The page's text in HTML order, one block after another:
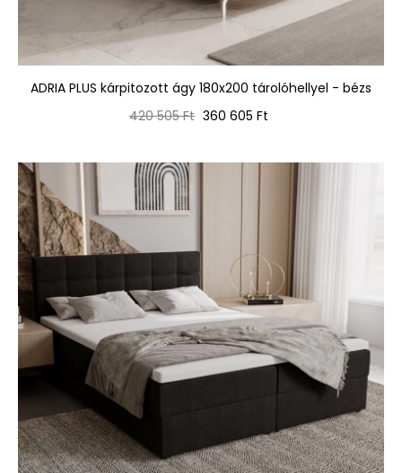
ADRIA PLUS kárpitozott ágy 180x200 tárolóhellyel - bézs
Normál
420 505 Ft Ár
360 605 Ft